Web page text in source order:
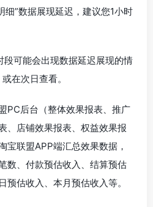
细”数据展现延迟，建议您1小时
可能会出现数据延迟展现的情
在次日查看。
PC后台（整体效果报表、推广
、店铺效果报表、权益效果报
宝联盟APP端汇总效果数据，
数、付款预估收入、结算预估
预估收入、本月预估收入等。